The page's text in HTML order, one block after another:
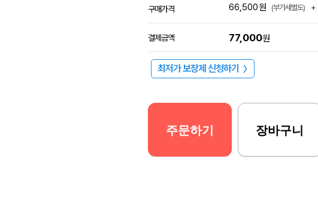
구매가격 66,500원 (부가세별도) +
결제금액 77,000원
최저가 보장제 신청하기 〉
주문하기 장바구니